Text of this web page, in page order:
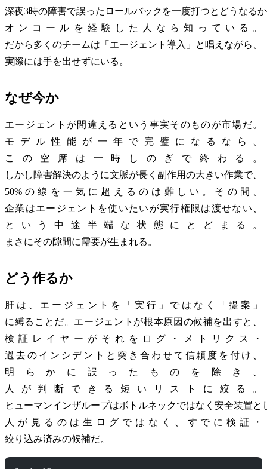
深夜3時の障害で誤ったロールバックを一度打つとどうなる
オンコールを経験した人なら知っている。
だから多くのチームは「エージェント導入」と唱えながら、
実際には手を出せずにいる。
なぜ今か
エージェントが間違えるという事実そのものが市場だ。
モデル性能が一年で完璧になるなら、
この空席は一時しのぎで終わる。
しかし障害解決のように文脈が長く副作用の大きい作業で、
50%の線を一気に超えるのは難しい。その間、
企業はエージェントを使いたいが実行権限は渡せない、
という中途半端な状態にとどまる。
まさにその隙間に需要が生まれる。
どう作るか
肝は、エージェントを「実行」ではなく「提案」
に縛ることだ。エージェントが根本原因の候補を出すと、
検証レイヤーがそれをログ・メトリクス・
過去のインシデントと突き合わせて信頼度を付け、
明らかに誤ったものを除き、
人が判断できる短いリストに絞る。
ヒューマンインザループはボトルネックではなく安全装置と
人が見るのは生ログではなく、すでに検証・
絞り込み済みの候補だ。